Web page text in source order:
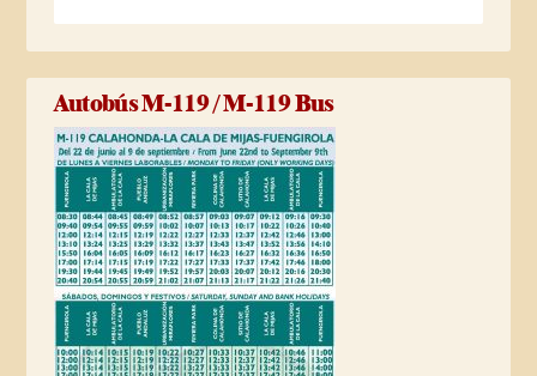
Autobús M-119 / M-119 Bus